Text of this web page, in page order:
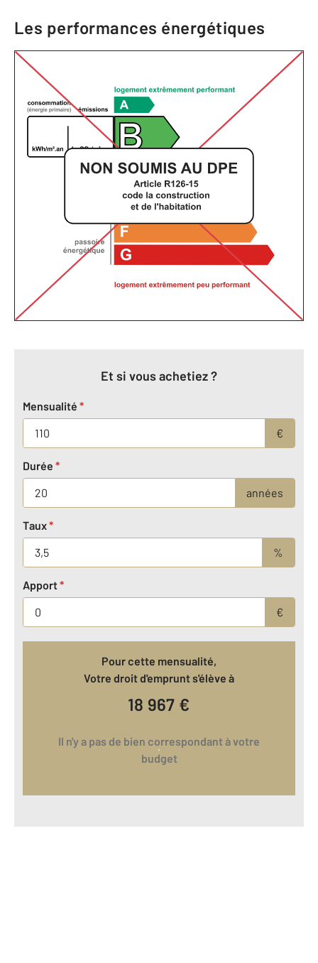
Les performances énergétiques
Et si vous achetiez ?
Mensualité *
€
Durée *
années
Taux*
%
Apport*
€
Pour cette mensualité,
Votre droit d'emprunt s'élève à
18 967 €
Il n'y a pas de bien correspondant à votre
budget